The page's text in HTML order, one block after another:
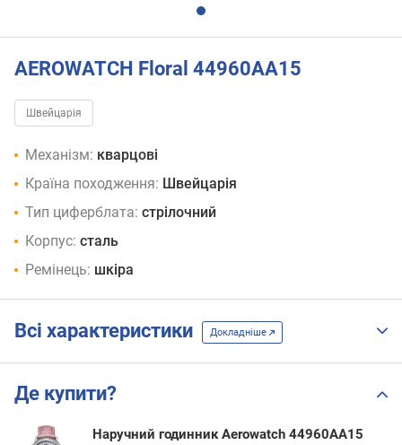
AEROWATCH Floral 44960AA15
Швейцарія
Механізм: кварцові
Країна походження: Швейцарія
Тип циферблата: стрілочний
Корпус: сталь
Ремінець: шкіра
Всі характеристики Докладніше
Де купити?
Наручний годинник Aerowatch 44960AA15